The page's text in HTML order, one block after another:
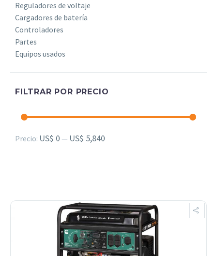
Reguladores de voltaje
Cargadores de batería
Controladores
Partes
Equipos usados
FILTRAR POR PRECIO
Precio
Precio
Precio: US$ 0 — US$ 5,840